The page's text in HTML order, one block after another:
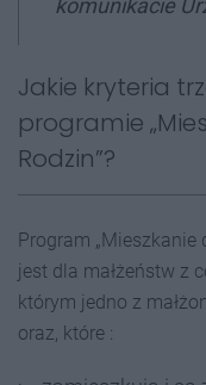
komunikacie
Jakie kryteria
programie
Rodzin”?
Program „Mieszkanie
jest dla małżeństw z
którym jedno z
oraz, które :